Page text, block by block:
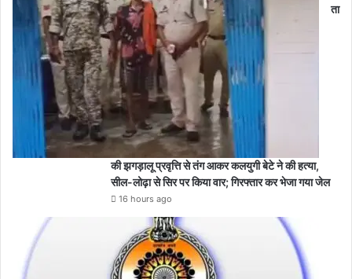
ता
की झगड़ालू प्रवृत्ति से तंग आकर कलयुगी बेटे ने की हत्या,
सील-लोढ़ा से सिर पर किया वार; गिरफ्तार कर भेजा गया जेल
16 hours ago